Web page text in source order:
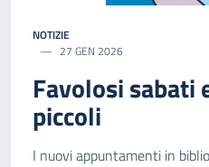
NOTIZIE
27 GEN 2026
Favolosi sabati
piccoli
I nuovi appuntamenti in